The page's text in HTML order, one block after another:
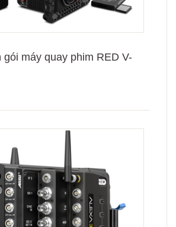
gói máy quay phim RED V-